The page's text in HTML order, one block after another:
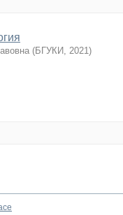
(БГУКИ, 2021)